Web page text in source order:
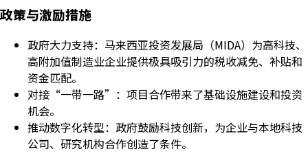
政策与激励措施
政府大力支持：马来西亚投资发展局（MIDA）为高科技、
高附加值制造业企业提供极具吸引力的税收减免、补贴和
资金匹配。
对接“一带一路”：项目合作带来了基础设施建设和投资
机会。
推动数字化转型：政府鼓励科技创新，为企业与本地科技
公司、研究机构合作创造了条件。